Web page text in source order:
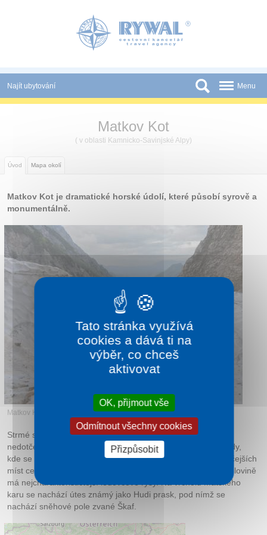
Najít ubytování
Státy
Partneři
Menu
Matkov Kot
( v oblasti Kamnicko-Savinjské Alpy)
Úvod Mapa okolí
Matkov Kot je dramatické horské údolí, které působí syrově a
monumentálně.
Matkov Kot
Strmé skalní stěny zde vytvářejí pocit uzavřeného, téměř
nedotčeného světa. Turistické trasy vedou hluboko do přírody,
kde se střídá ticho a majestátnost hor. Je to jedno z nejdivočejších
míst celé oblasti. Údolí je dlouhé asi 6 kilometrů a v horní polovině
má nejcharakteris­tičtější ledovcové rysy. Na vrcholu Matského
karu se nachází útes známý jako Hudi prask, pod nímž se
nachází sněhové pole zvané Škaf.
Tato stránka využívá
cookies a dává ti na
výběr, co chceš
aktivovat
OK, přijmout vše
Odmítnout všechny cookies
Přizpůsobit